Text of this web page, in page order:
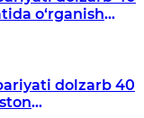
o‘rganish
dolzarb 40